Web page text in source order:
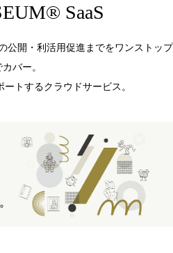
SaaS
公開・利活用促進までをワンストップ
カバー。
トするクラウドサービス。